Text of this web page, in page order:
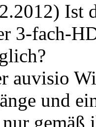
Ist
3-fach-
auvisio
und